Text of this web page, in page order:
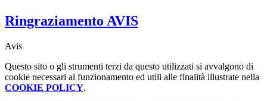
Ringraziamento AVIS
Avis
Questo sito o gli strumenti terzi da questo utilizzati si avvalgono di
cookie necessari al funzionamento ed utili alle finalità illustrate nella
COOKIE POLICY.